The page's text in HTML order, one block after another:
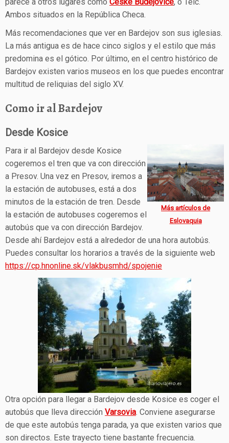
Ambos situados en la República Checa.
Más recomendaciones que ver en Bardejov son sus iglesias.
La más antigua es de hace cinco siglos y el estilo que más
predomina es el gótico. Por último, en el centro histórico de
Bardejov existen varios museos en los que puedes encontrar
multitud de reliquias del siglo XV.
Como ir al Bardejov
Desde Kosice
Más artículos de
Eslovaquia
Para ir al Bardejov desde Kosice
cogeremos el tren que va con dirección
a Presov. Una vez en Presov, iremos a
la estación de autobuses, está a dos
minutos de la estación de tren. Desde
la estación de autobuses cogeremos el
autobús que va con dirección Bardejov.
Desde ahí Bardejov está a alrededor de una hora autobús.
Puedes consultar los horarios a través de la siguiente web
https://cp.hnonline.sk/vlakbusmhd/spojenie
Otra opción para llegar a Bardejov desde Kosice es coger el
autobús que lleva dirección Varsovia. Conviene asegurarse
de que este autobús tenga parada, ya que existen varios que
son directos. Este trayecto tiene bastante frecuencia.